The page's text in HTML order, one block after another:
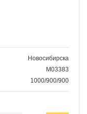
Новосибирска
M03383
1000/900/900